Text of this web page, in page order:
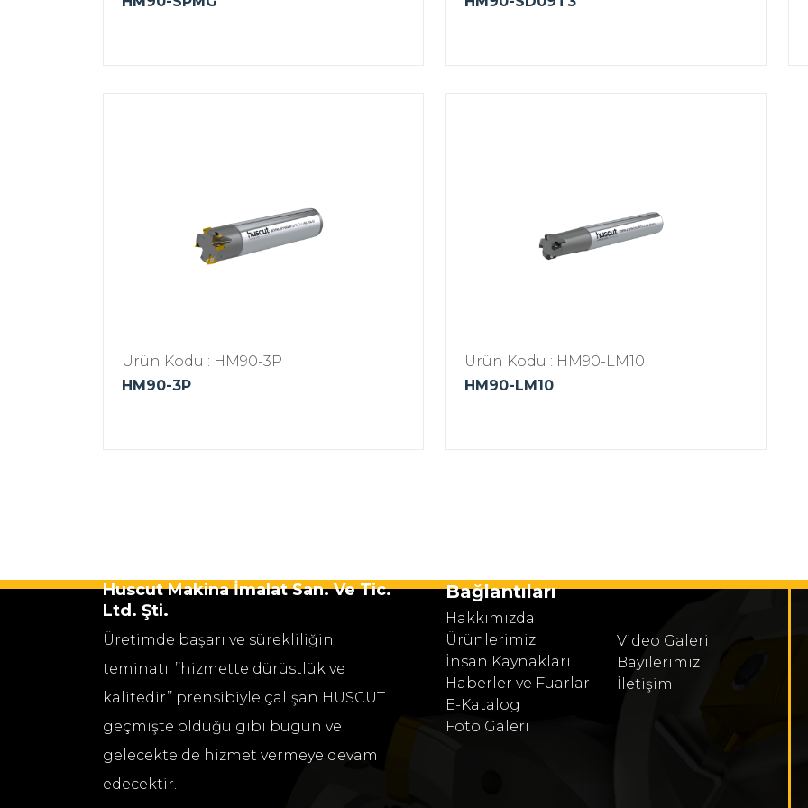
Ürün Kodu : HM90-3P
HM90-3P
Ürün Kodu : HM90-LM10
HM90-LM10
Huscut Makina İmalat San. Ve Tic.
Ltd. Şti.
Üretimde başarı ve sürekliliğin
teminatı; ’’hizmette dürüstlük ve
kalitedir’’ prensibiyle çalışan HUSCUT
geçmişte olduğu gibi bugün ve
gelecekte de hizmet vermeye devam
edecektir.
Bağlantıları
Hakkımızda
Ürünlerimiz
İnsan Kaynakları
Haberler ve Fuarlar
E-Katalog
Foto Galeri
Video Galeri
Bayilerimiz
İletişim